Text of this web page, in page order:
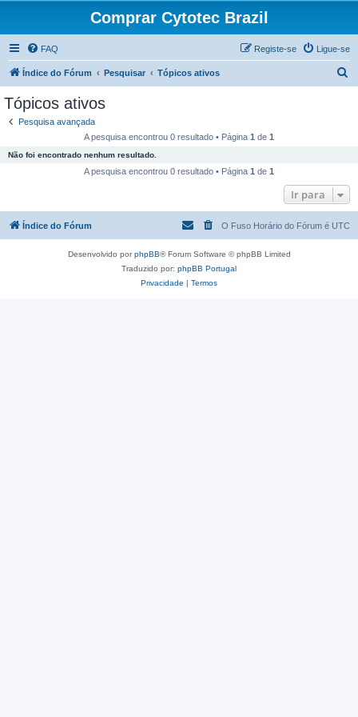
Comprar Cytotec Brazil
FAQ Ligue-se
Registe-se
Índice do Fórum Pesquisar Tópicos ativos
s
r
Tópicos ativos
Pesquisa avançada
A pesquisa encontrou 0 resultado • Página 1 de 1
Não foi encontrado nenhum resultado.
A pesquisa encontrou 0 resultado • Página 1 de 1
Ir para
Índice do Fórum O Fuso Horário do Fórum é UTC
Desenvolvido porphpBB® Forum Software © phpBB Limited
Traduzido por: phpBB Portugal
Privacidade | Termos